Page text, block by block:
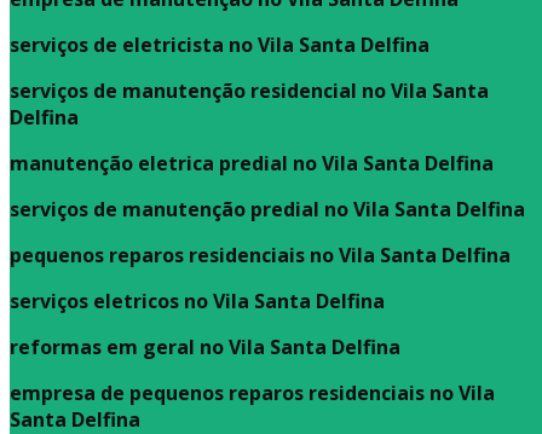
serviços de eletricista no Vila Santa Delfina
serviços de manutenção residencial no Vila Santa
Delfina
manutenção eletrica predial no Vila Santa Delfina
serviços de manutenção predial no Vila Santa Delfina
pequenos reparos residenciais no Vila Santa Delfina
serviços eletricos no Vila Santa Delfina
reformas em geral no Vila Santa Delfina
empresa de pequenos reparos residenciais no Vila
Santa Delfina